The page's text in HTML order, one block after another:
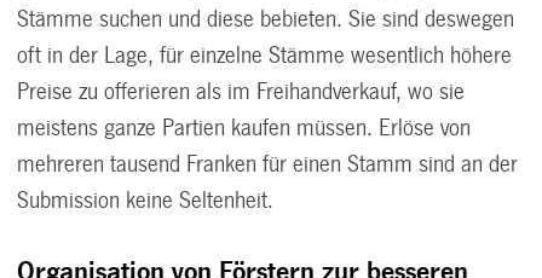
Stämme suchen und diese bebieten. Sie sind deswegen
oft in der Lage, für einzelne Stämme wesentlich höhere
Preise zu offerieren als im Freihandverkauf, wo sie
meistens ganze Partien kaufen müssen. Erlöse von
mehreren tausend Franken für einen Stamm sind an der
Submission keine Seltenheit.
Organisation von Förstern zur besseren